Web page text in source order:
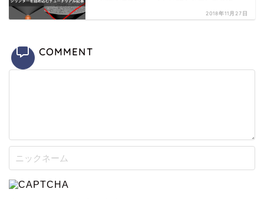
2018年11月27日
COMMENT